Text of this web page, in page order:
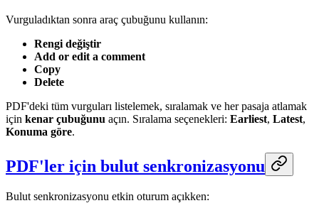
Vurguladıktan sonra araç çubuğunu kullanın:
Rengi değiştir
Add or edit a comment
Copy
Delete
PDF'deki tüm vurguları listelemek, sıralamak ve her pasaja atlamak
için kenar çubuğunu açın. Sıralama seçenekleri: Earliest, Latest,
Konuma göre.
PDF'ler için bulut senkronizasyonu
Bulut senkronizasyonu etkin oturum açıkken: